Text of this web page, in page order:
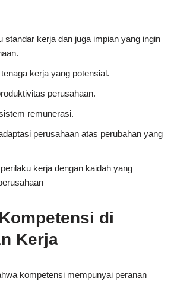
standar kerja dan juga impian yang ingin
kerja yang potensial.
perusahaan.
remunerasi.
perusahaan atas perubahan yang
kerja dengan kaidah yang
di
Kerja
kompetensi mempunyai peranan